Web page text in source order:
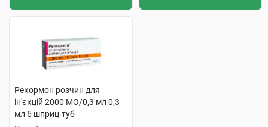
Рекормон розчин для
ін'єкцій 2000 МО/0,3 мл 0,3
мл 6 шприц-туб